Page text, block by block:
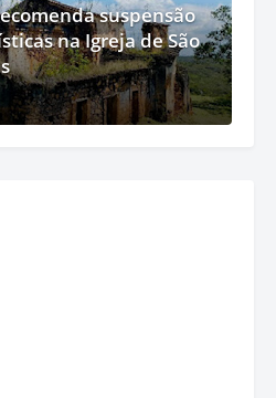
suspensão
na Igreja de São